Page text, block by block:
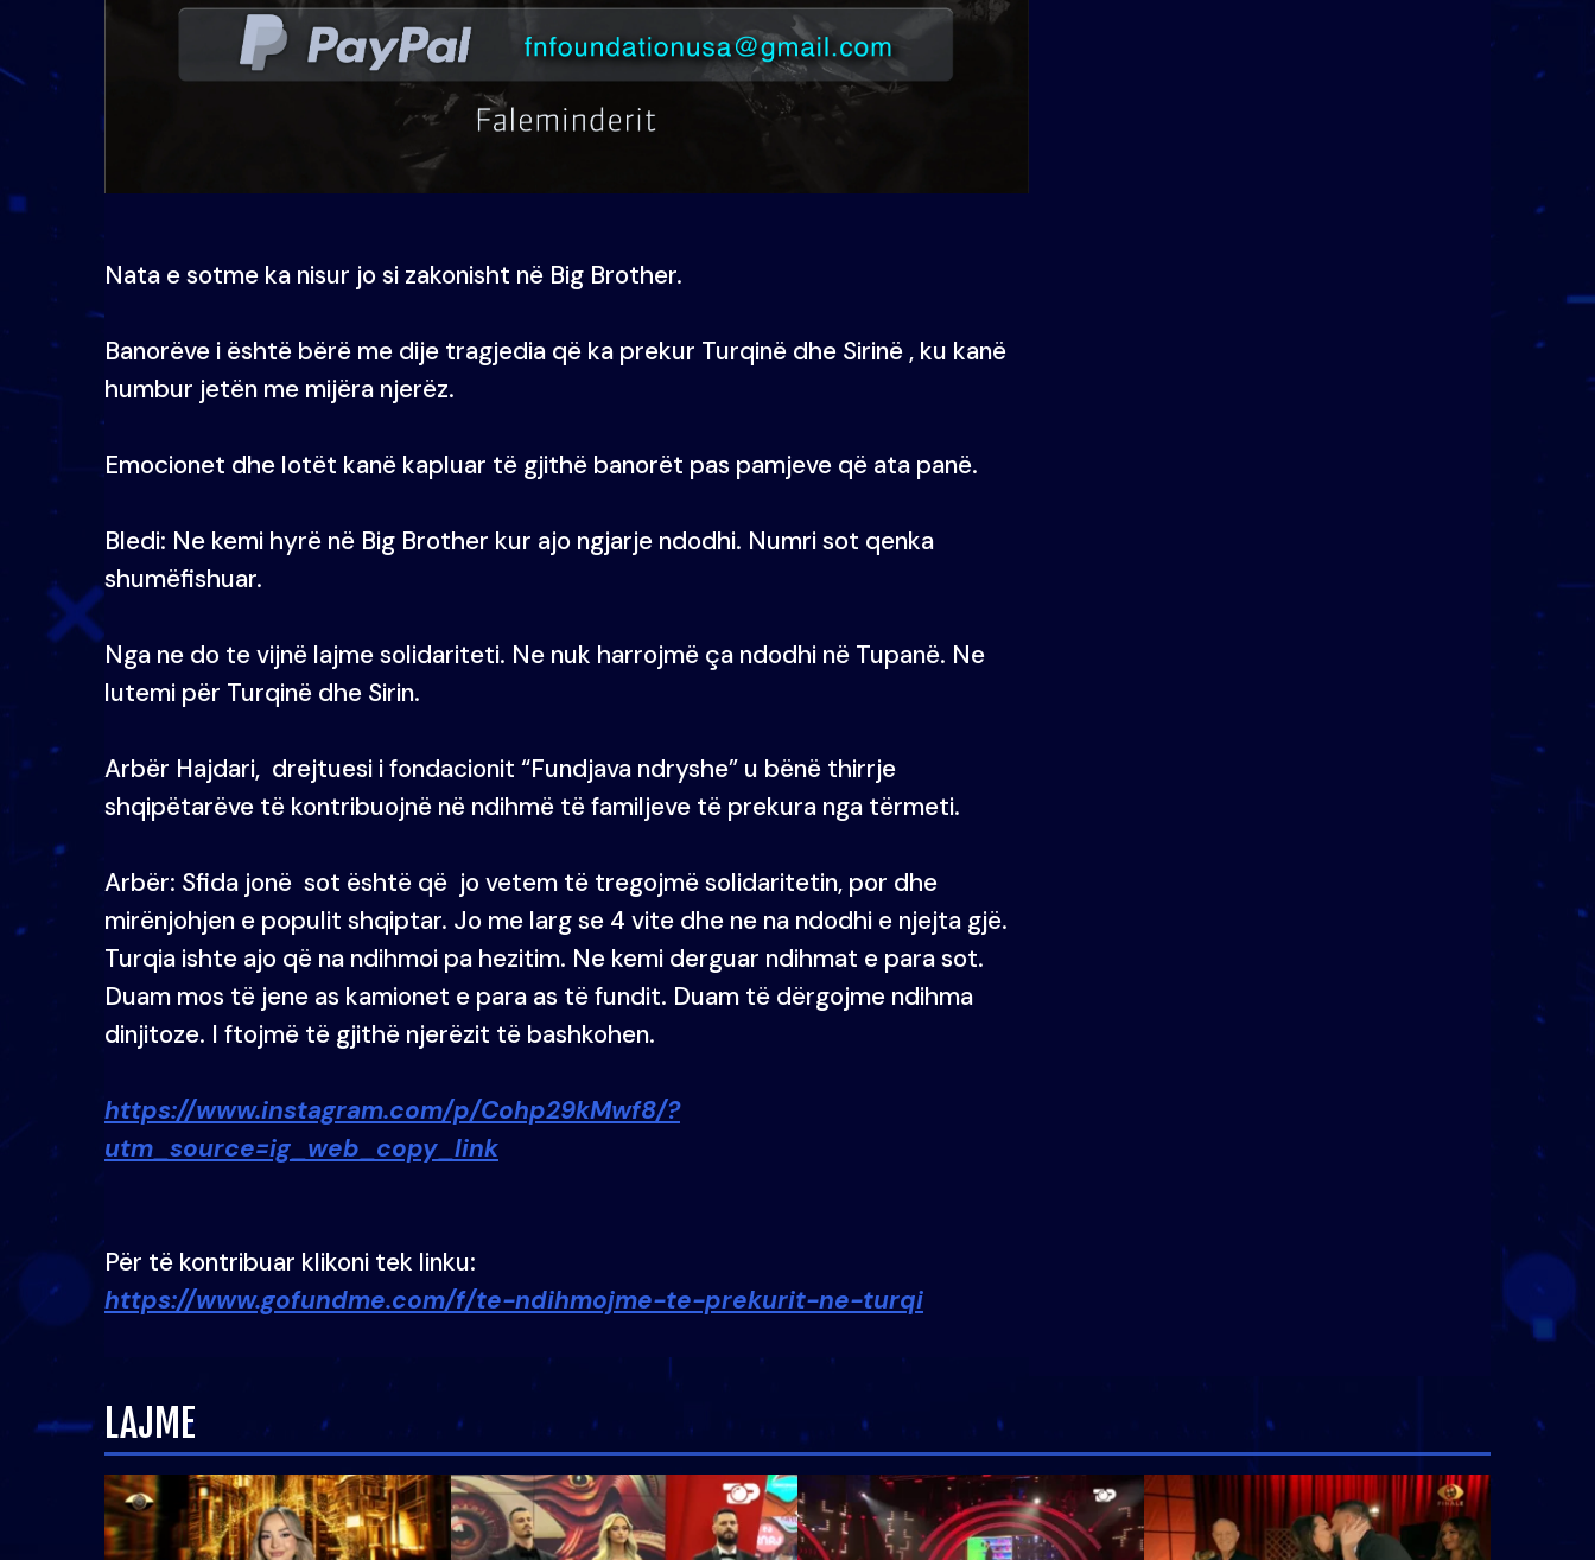
Nata e sotme ka nisur jo si zakonisht në Big Brother.
Banorëve i është bërë me dije tragjedia që ka prekur Turqinë dhe Sirinë , ku kanë
humbur jetën me mijëra njerëz.
Emocionet dhe lotët kanë kapluar të gjithë banorët pas pamjeve që ata panë.
Bledi: Ne kemi hyrë në Big Brother kur ajo ngjarje ndodhi. Numri sot qenka
shumëfishuar.
Nga ne do te vijnë lajme solidariteti. Ne nuk harrojmë ça ndodhi në Tupanë. Ne
lutemi për Turqinë dhe Sirin.
Arbër Hajdari, drejtuesi i fondacionit “Fundjava ndryshe” u bënë thirrje
shqipëtarëve të kontribuojnë në ndihmë të familjeve të prekura nga tërmeti.
Arbër: Sfida jonë sot është që jo vetem të tregojmë solidaritetin, por dhe
mirënjohjen e populit shqiptar. Jo me larg se 4 vite dhe ne na ndodhi e njejta gjë.
Turqia ishte ajo që na ndihmoi pa hezitim. Ne kemi derguar ndihmat e para sot.
Duam mos të jene as kamionet e para as të fundit. Duam të dërgojme ndihma
dinjitoze. I ftojmë të gjithë njerëzit të bashkohen.
https://www.instagram.com/p/Cohp29kMwf8/?
utm_source=ig_web_copy_link
Për të kontribuar klikoni tek linku:
https://www.gofundme.com/f/te-ndihmojme-te-prekurit-ne-turqi
LAJME